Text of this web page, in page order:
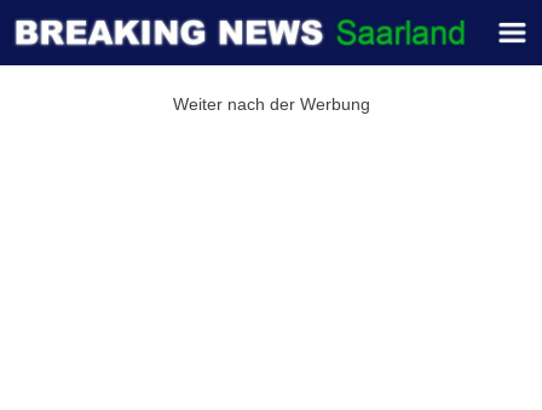
Weiter nach der Werbung